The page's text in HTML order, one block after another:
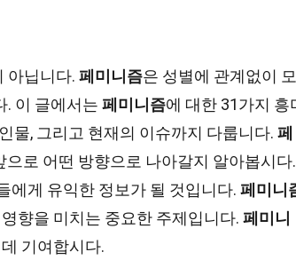
아닙니다. 페미니즘은 성별에 관계없이 모
. 이 글에서는 페미니즘에 대한 31가지 흥
물, 그리고 현재의 이슈까지 다룹니다. 페
로 어떤 방향으로 나아갈지 알아봅시다.
에게 유익한 정보가 될 것입니다. 페미니
향을 미치는 중요한 주제입니다. 페미니
기여합시다.